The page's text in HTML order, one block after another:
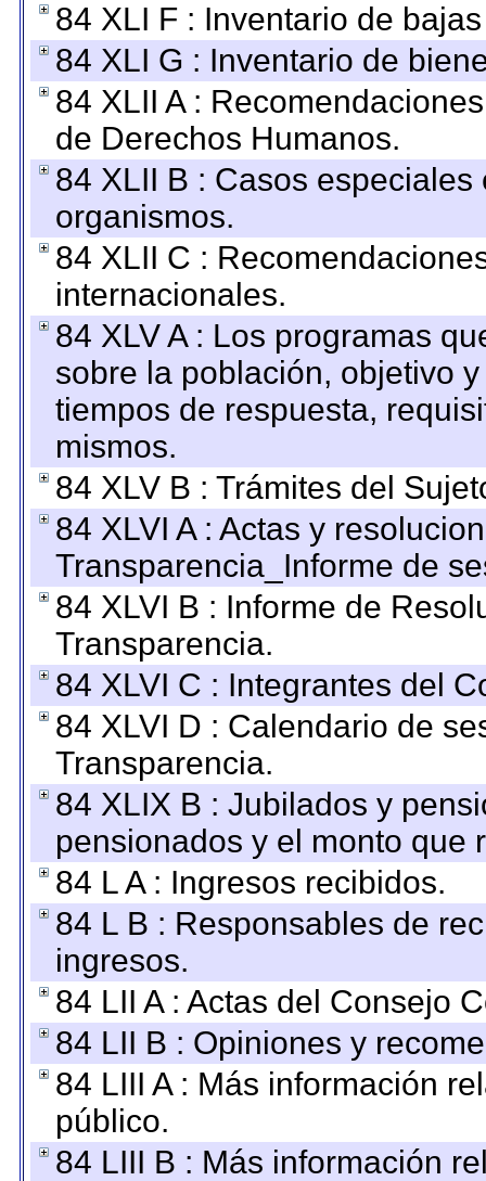
84 XLI F : Inventario de
84 XLI G : Inventario de
84 XLII A :
de Derechos Humanos.
84 XLII B : Casos
organismos.
84 XLII C :
internacionales.
84 XLV A : Los programas
sobre la población, objetivo
tiempos de respuesta,
mismos.
84 XLV B : Trámites del
84 XLVI A : Actas y
Transparencia_Informe de
84 XLVI B : Informe de
Transparencia.
84 XLVI C : Integrantes del
84 XLVI D : Calendario de
Transparencia.
84 XLIX B : Jubilados y
pensionados y el monto que
84 L A : Ingresos recibidos.
84 L B : Responsables de
ingresos.
84 LII A : Actas del Consejo
84 LII B : Opiniones y
84 LIII A : Más información
público.
84 LIII B : Más información